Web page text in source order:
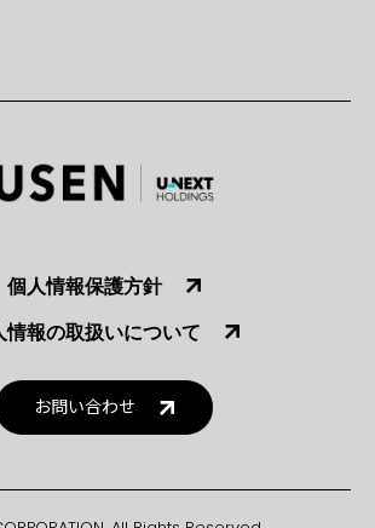
個人情報保護方針
情報の取扱いについて
お問い合わせ